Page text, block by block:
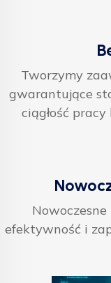
Tworzymy
gwarantujące
ciągłość
efektywność i